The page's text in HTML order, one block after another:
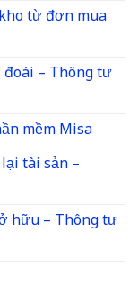
từ đơn mua
– Thông tư
mềm Misa
tài sản –
hữu – Thông tư